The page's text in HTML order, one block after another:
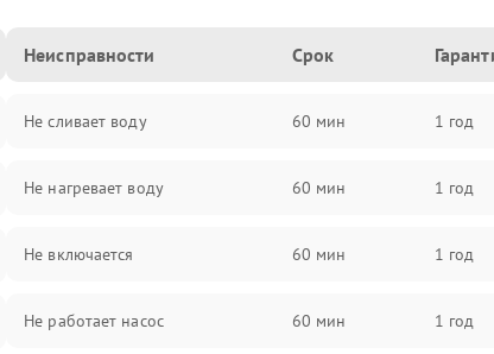
Неисправности Срок
Не сливает воду 60 мин 1 год
Не нагревает воду 60 мин 1 год
Не включается 60 мин 1 год
Не работает насос 60 мин 1 год